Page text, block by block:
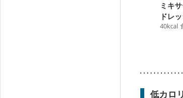
ミキ
ドレ
40kcal
低カロ